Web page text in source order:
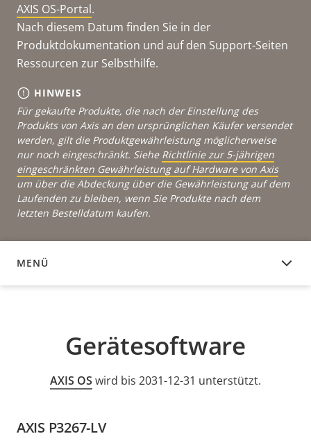
AXIS OS-Portal.
Nach diesem Datum finden Sie in der
Produktdokumentation und auf den Support-Seiten
Ressourcen zur Selbsthilfe.
HINWEIS
Für gekaufte Produkte, die nach der Einstellung des
Produkts von Axis an den ursprünglichen Käufer versendet
werden, gilt die Produktgewährleistung möglicherweise
nur noch eingeschränkt. Siehe Richtlinie zur 5-jährigen
eingeschränkten Gewährleistung auf Hardware von Axis
um über die Abdeckung über die Gewährleistung auf dem
Laufenden zu bleiben, wenn Sie Produkte nach dem
letzten Bestelldatum kaufen.
MENÜ
GERÄTESOFTWARE
Gerätesoftware
AXIS OS wird bis 2031-12-31 unterstützt.
AXIS P3267-LV